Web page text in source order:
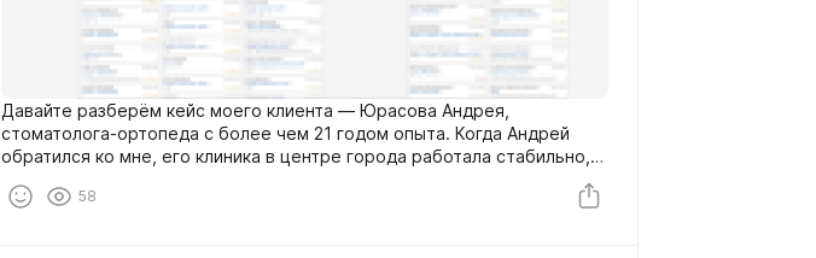
Давайте разберём кейс моего клиента — Юрасова Андрея,
стоматолога-ортопеда с более чем 21 годом опыта. Когда Андрей
обратился ко мне, его клиника в центре города работала стабильно,
58